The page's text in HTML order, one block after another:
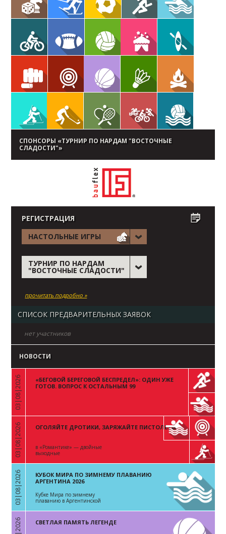
СПОНСОРЫ «ТУРНИР ПО НАРДАМ "ВОСТОЧНЫЕ
СЛАДОСТИ"»
РЕГИСТРАЦИЯ
НАСТОЛЬНЫЕ ИГРЫ
ТУРНИР ПО НАРДАМ
"ВОСТОЧНЫЕ СЛАДОСТИ"
прочитать подробно »
СПИСОК ПРЕДВАРИТЕЛЬНЫХ ЗАЯВОК
нет участников
НОВОСТИ
«
03|08|2026
«БЕГОВОЙ БЕРЕГОВОЙ БЕСПРЕДЕЛ»: ОДИН УЖЕ
ГОТОВ. ВОПРОС К ОСТАЛЬНЫМ 99
«
03|08|2026 ОГОЛЯЙТЕ ДРОТИКИ, ЗАРЯЖАЙТЕ ПИСТОЛЕТЫ
в «Романтике» — двойные
выходные
«
03|08|2026
КУБОК МИРА ПО ЗИМНЕМУ ПЛАВАНИЮ
АРГЕНТИНА 2026
Кубке Мира по зимнему
плаванию в Аргентинской
СВЕТЛАЯ ПАМЯТЬ ЛЕГЕНДЕ